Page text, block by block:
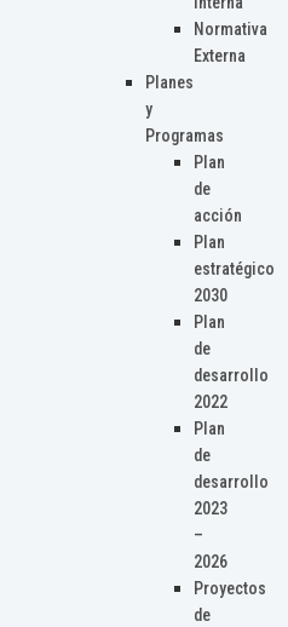
Normativa
Externa
Planes
y
Programas
Plan
de
acción
Plan
estratégico
2030
Plan
de
desarrollo
2022
Plan
de
desarrollo
2023
–
2026
Proyectos
de